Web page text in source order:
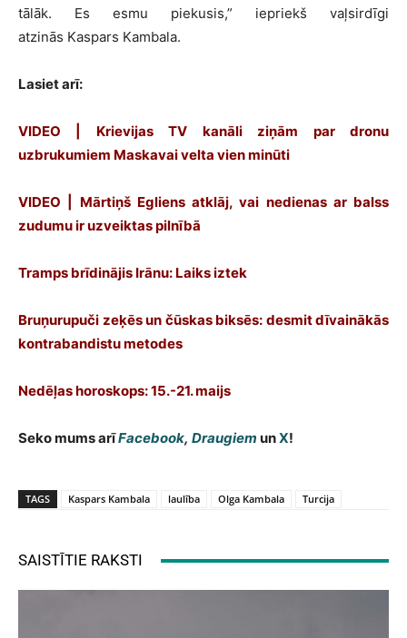
tālāk. Es esmu piekusis,” iepriekš vaļsirdīgi
atzinās Kaspars Kambala.
Lasiet arī:
VIDEO | Krievijas TV kanāli ziņām par dronu
uzbrukumiem Maskavai velta vien minūti
VIDEO | Mārtiņš Egliens atklāj, vai nedienas ar balss
zudumu ir uzveiktas pilnībā
Tramps brīdinājis Irānu: Laiks iztek
Bruņurupuči zeķēs un čūskas biksēs: desmit dīvainākās
kontrabandistu metodes
Nedēļas horoskops: 15.-21. maijs
Seko mums arīFacebook, Draugiem unX!
TAGS Kaspars Kambala laulība Olga Kambala Turcija
SAISTĪTIE RAKSTI